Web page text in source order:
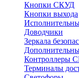
Кнопки СКУД
Кнопки выхода
Доводчики
Зеркала
Контроллеры
Терминалы